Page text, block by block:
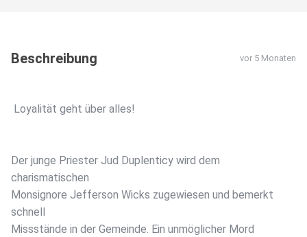
Beschreibung vor 5 Monaten
️ Loyalität geht über alles!
Der junge Priester Jud Duplenticy wird dem
charismatischen
Monsignore Jefferson Wicks zugewiesen und bemerkt
schnell
Missstände in der Gemeinde. Ein unmöglicher Mord